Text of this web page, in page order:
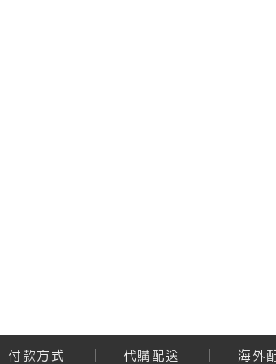
付款方式 代購配送 海外